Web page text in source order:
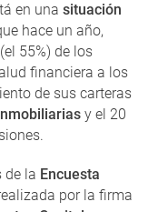
en una situación
hace un año,
55%) de los
financiera a los
de sus carteras
y el 20
de la Encuesta
por la firma